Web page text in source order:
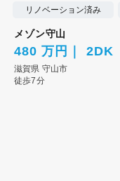
リノベーション済み
メゾン守山
480 万円 2DK
滋賀県 守山市
徒歩7分